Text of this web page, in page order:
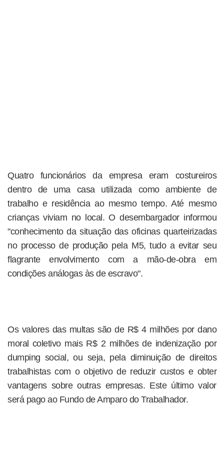
Quatro funcionários da empresa eram costureiros
dentro de uma casa utilizada como ambiente de
trabalho e residência ao mesmo tempo. Até mesmo
crianças viviam no local. O desembargador informou
"conhecimento da situação das oficinas quarteirizadas
no processo de produção pela M5, tudo a evitar seu
flagrante envolvimento com a mão-de-obra em
condições análogas às de escravo".
Os valores das multas são de R$ 4 milhões por dano
moral coletivo mais R$ 2 milhões de indenização por
dumping social, ou seja, pela diminuição de direitos
trabalhistas com o objetivo de reduzir custos e obter
vantagens sobre outras empresas. Este último valor
será pago ao Fundo de Amparo do Trabalhador.